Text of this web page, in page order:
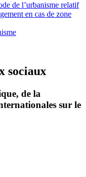
de l’urbanisme relatif
en cas de zone
sociaux
de la
sur le